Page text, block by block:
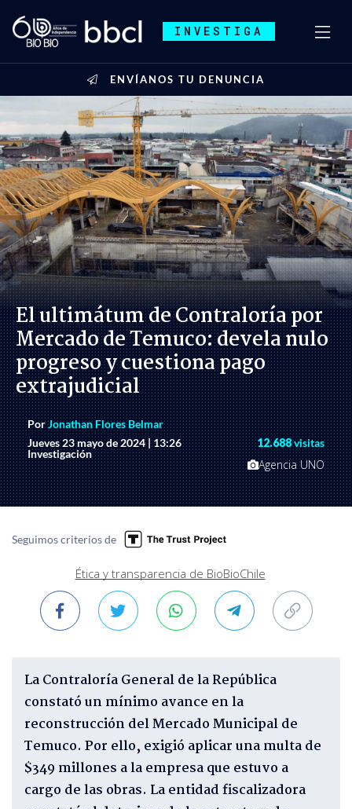
INVESTIGA
ENVÍANOS TU DENUNCIA
El ultimátum de Contraloría por
Mercado de Temuco: devela nulo
progreso y cuestiona pago
extrajudicial
PorJonathan Flores Belmar
Jueves 23 mayo de 2024 | 13:26
Investigación
12.688visitas
Agencia UNO
Seguimos criterios de
Ética y transparencia de BioBioChile
La Contraloría General de la República
constató un mínimo avance en la
reconstrucción del Mercado Municipal de
Temuco. Por ello, exigió aplicar una multa de
$349 millones a la empresa que estuvo a
cargo de las obras. La entidad fiscalizadora